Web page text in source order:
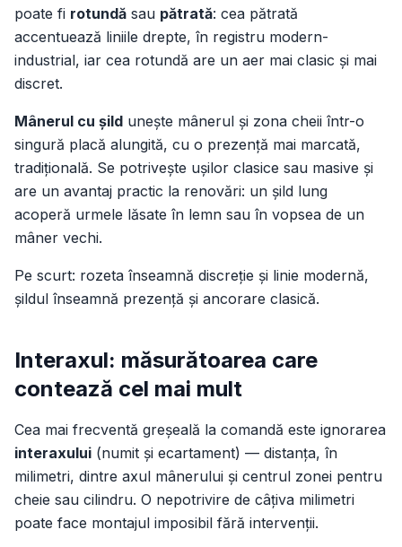
poate fi rotundă sau pătrată: cea pătrată
accentuează liniile drepte, în registru modern-
industrial, iar cea rotundă are un aer mai clasic și mai
discret.
Mânerul cu șild unește mânerul și zona cheii într-o
singură placă alungită, cu o prezență mai marcată,
tradițională. Se potrivește ușilor clasice sau masive și
are un avantaj practic la renovări: un șild lung
acoperă urmele lăsate în lemn sau în vopsea de un
mâner vechi.
Pe scurt: rozeta înseamnă discreție și linie modernă,
șildul înseamnă prezență și ancorare clasică.
Interaxul: măsurătoarea care
contează cel mai mult
Cea mai frecventă greșeală la comandă este ignorarea
interaxului (numit și ecartament) — distanța, în
milimetri, dintre axul mânerului și centrul zonei pentru
cheie sau cilindru. O nepotrivire de câțiva milimetri
poate face montajul imposibil fără intervenții.